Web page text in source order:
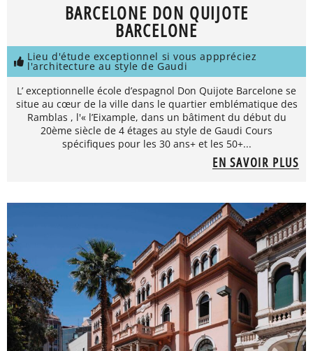
BARCELONE DON QUIJOTE
BARCELONE
Lieu d'étude exceptionnel si vous apppréciez
l'architecture au style de Gaudi
L’ exceptionnelle école d’espagnol Don Quijote Barcelone se
situe au cœur de la ville dans le quartier emblématique des
Ramblas , l'« l’Eixample, dans un bâtiment du début du
20ème siècle de 4 étages au style de Gaudi Cours
spécifiques pour les 30 ans+ et les 50+...
EN SAVOIR PLUS